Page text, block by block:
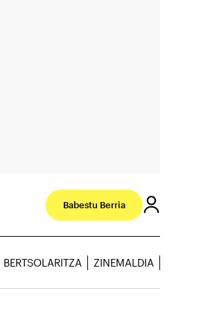
Babestu Berria
BERTSOLARITZA ZINEMALDIA